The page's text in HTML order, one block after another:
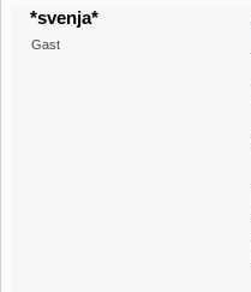
*svenja*
Gast